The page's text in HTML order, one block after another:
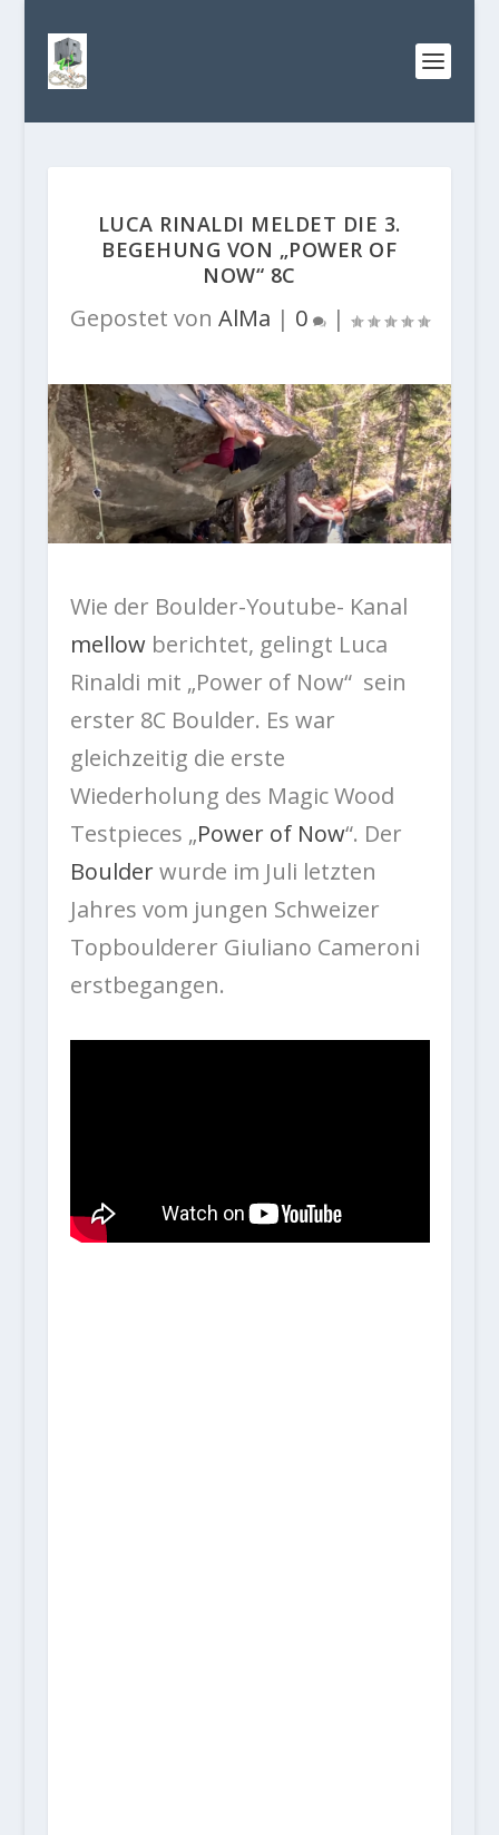
LUCA RINALDI MELDET DIE 3.
BEGEHUNG VON „POWER OF
NOW“ 8C
Gepostet von AlMa | 0 |
Wie der Boulder-Youtube- Kanal
mellowberichtet, gelingt Luca
Rinaldi mit „Power of Now“ sein
erster 8C Boulder. Es war
gleichzeitig die erste
Wiederholung des Magic Wood
Testpieces „Power of Now“. Der
Boulderwurde im Juli letzten
Jahres vom jungen Schweizer
Topboulderer Giuliano Cameroni
erstbegangen.